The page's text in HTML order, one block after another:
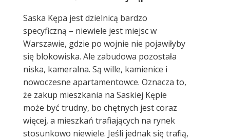
Saska Kępa jest dzielnicą bardzo
specyficzną – niewiele jest miejsc w
Warszawie, gdzie po wojnie nie pojawiłyby
się blokowiska. Ale zabudowa pozostała
niska, kameralna. Są wille, kamienice i
nowoczesne apartamentowce. Oznacza to,
że zakup mieszkania na Saskiej Kępie
może być trudny, bo chętnych jest coraz
więcej, a mieszkań trafiających na rynek
stosunkowo niewiele. Jeśli jednak się trafią,